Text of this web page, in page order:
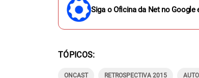
Siga o Oficina da Net no
TÓPICOS
ONCAST RETROSPECTIVA 2015